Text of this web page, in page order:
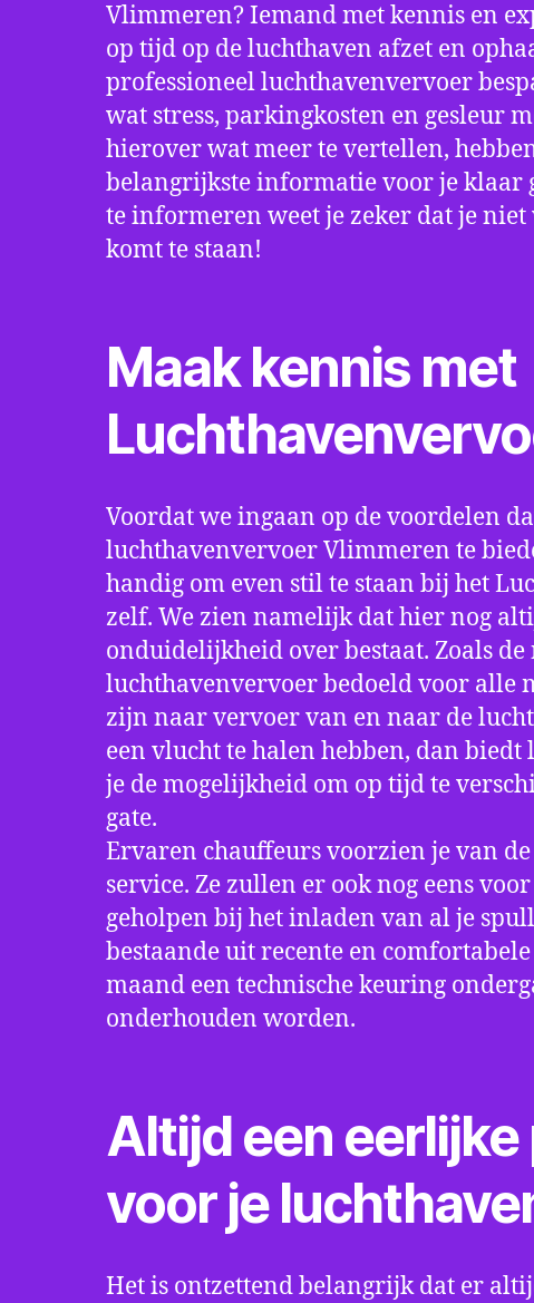
Vlimmeren? Iemand met kennis en
op tijd op de luchthaven afzet en
professioneel luchthavenvervoer
wat stress, parkingkosten en gesleur
hierover wat meer te vertellen,
belangrijkste informatie voor je klaar
te informeren weet je zeker dat je
komt te staan!
Maak kennis met
Voordat we ingaan op de voordelen
luchthavenvervoer Vlimmeren te
handig om even stil te staan bij het
zelf. We zien namelijk dat hier nog
onduidelijkheid over bestaat. Zoals de
luchthavenvervoer bedoeld voor alle
zijn naar vervoer van en naar de
een vlucht te halen hebben, dan
je de mogelijkheid om op tijd te
gate.
Ervaren chauffeurs voorzien je van
service. Ze zullen er ook nog eens
geholpen bij het inladen van al je
bestaande uit recente en
maand een technische keuring
onderhouden worden.
Altijd een eerlijke
voor je
Het is ontzettend belangrijk dat er